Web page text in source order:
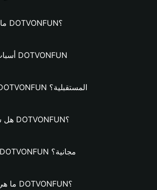
ما هي محفظة DOTVONFUN؟
أسباب تميز عملة DOTVONFUN
ما إمكانات DOTVONFUN المستقبلية؟
هل سيرتفع سعر DOTVONFUN؟
هل محفظة DOTVONFUN مجانية؟
ما هي قيمة عملة DOTVONFUN؟